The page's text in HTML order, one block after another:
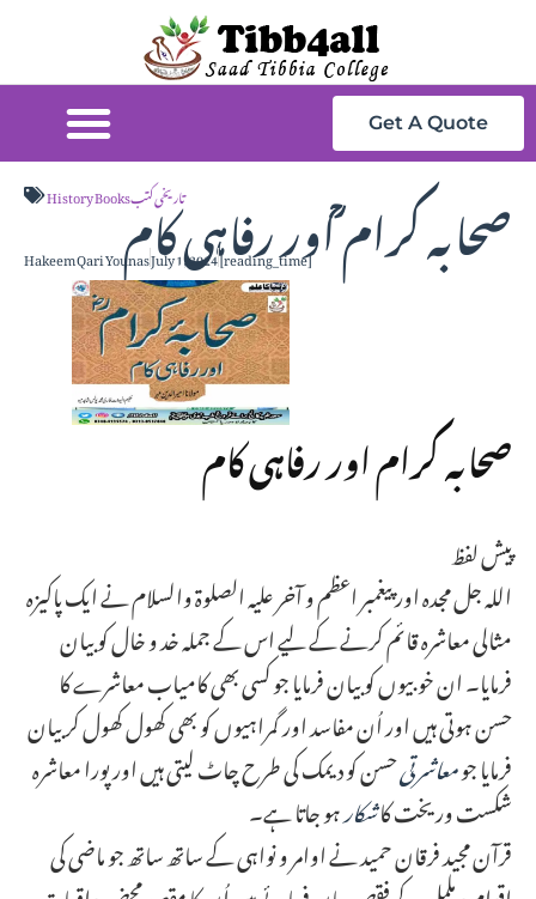
Get A Quote
History Booksتاریخی کتب
صحابہ کرام ؒاور رفاہی کامHakeem Qari YounasJuly 1, 2024[reading_time]
صحابہ کرام اور رفاہی کام
پیش لفظ
اللہ جل مجدہ اور پیغمبر اعظم و آخر علیہ الصلوۃ والسلام نے ایک پاکیزہ
مثالی معاشرہ قائم کرنے کے لیے اس کے جملہ خد و خال کو بیان
فرمایا۔ ان خوبیوں کو بیان فرمایا جو کسی بھی کامیاب معاشرے کا
حسن ہوتی ہیں اور اُن مفاسد اور گمراہیوں کو بھی کھول کھول کر بیان
فرمایا جومعاشرتیحسن کو دیمک کی طرح چاٹ لیتی ہیں اور پورا معاشرہ
شکست وریخت کاشکارہو جاتا ہے۔
قرآن مجید فرقان حمید نے اوامر و نواہی کے ساتھ ساتھ جو ماضی کی